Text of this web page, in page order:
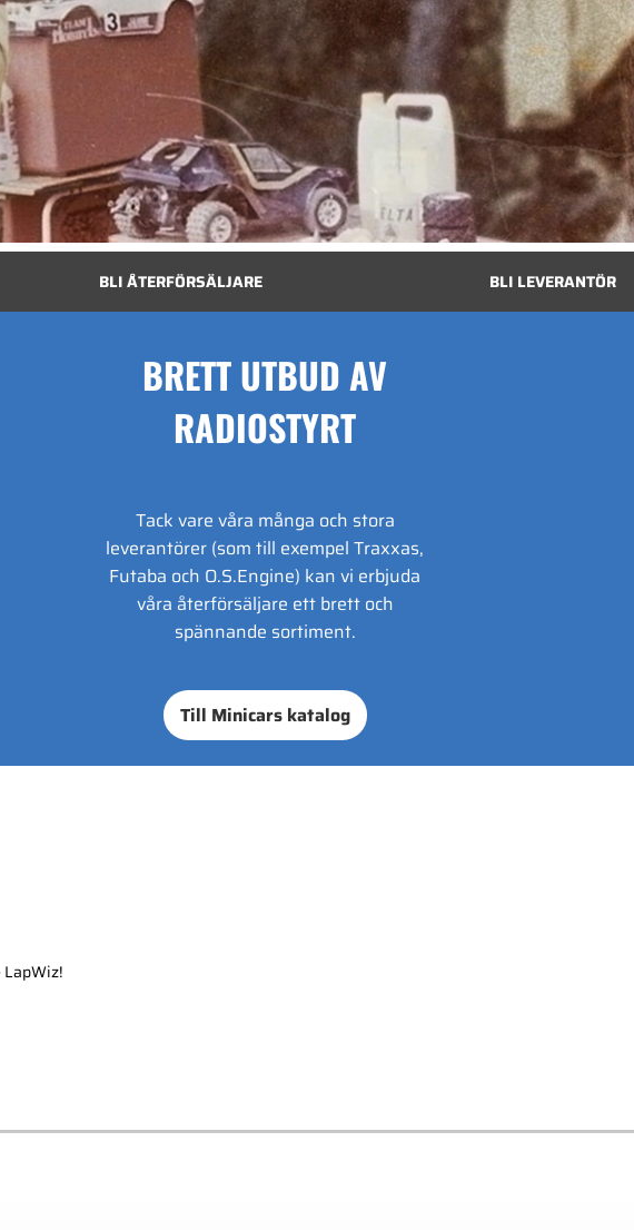
BLI ÅTERFÖRSÄLJARE BLI LEVERANTÖR
BRETT UTBUD AV
RADIOSTYRT
Tack vare våra många och stora
leverantörer (som till exempel Traxxas,
Futaba och O.S.Engine) kan vi erbjuda
våra återförsäljare ett brett och
spännande sortiment.
Till Minicars katalog
LapWiz!